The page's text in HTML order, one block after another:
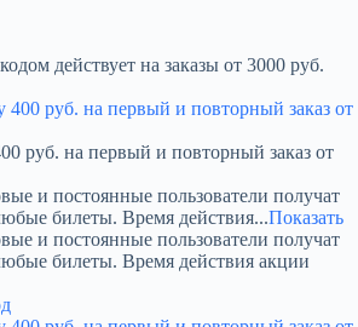
действует на заказы от 3000 руб.
руб. на первый и повторный заказ от
и постоянные пользователи получат
билеты. Время действия...Показать
и постоянные пользователи получат
билеты. Время действия акции